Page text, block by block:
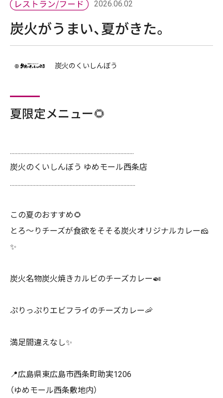
2026.06.02
炭火がうまい、夏がきた。
炭火のくいしんぼう
夏限定メニュー🌻
...................................................................................
炭火のくいしんぼう ゆめモール西条店
....................................................................................
この夏のおすすめ🌻
とろ〜りチーズが食欲をそそる炭火オリジナルカレー🧀
✨
炭火名物炭火焼きカルビのチーズカレー🍛
ぷりっぷりエビフライのチーズカレー🦐
満足間違えなし✨
📍広島県東広島市西条町助実1206
（ゆめモール西条敷地内）